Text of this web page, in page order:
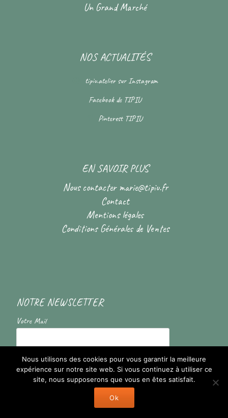
Un Grand Marché
NOS ACTUALITÉS
tipiu.atelier sur Instagram
Facebook de TIPIU
Pinterest TIPIU
EN SAVOIR PLUS
Nous contacter marie@tipiu.fr
Contact
Mentions légales
Conditions Générales de Ventes
NOTRE NEWSLETTER
Votre Mail
En cochant la case vous acceptez de recevoir nos informations
Nous utilisons des cookies pour vous garantir la meilleure
expérience sur notre site web. Si vous continuez à utiliser ce
site, nous supposerons que vous en êtes satisfait.
Ok